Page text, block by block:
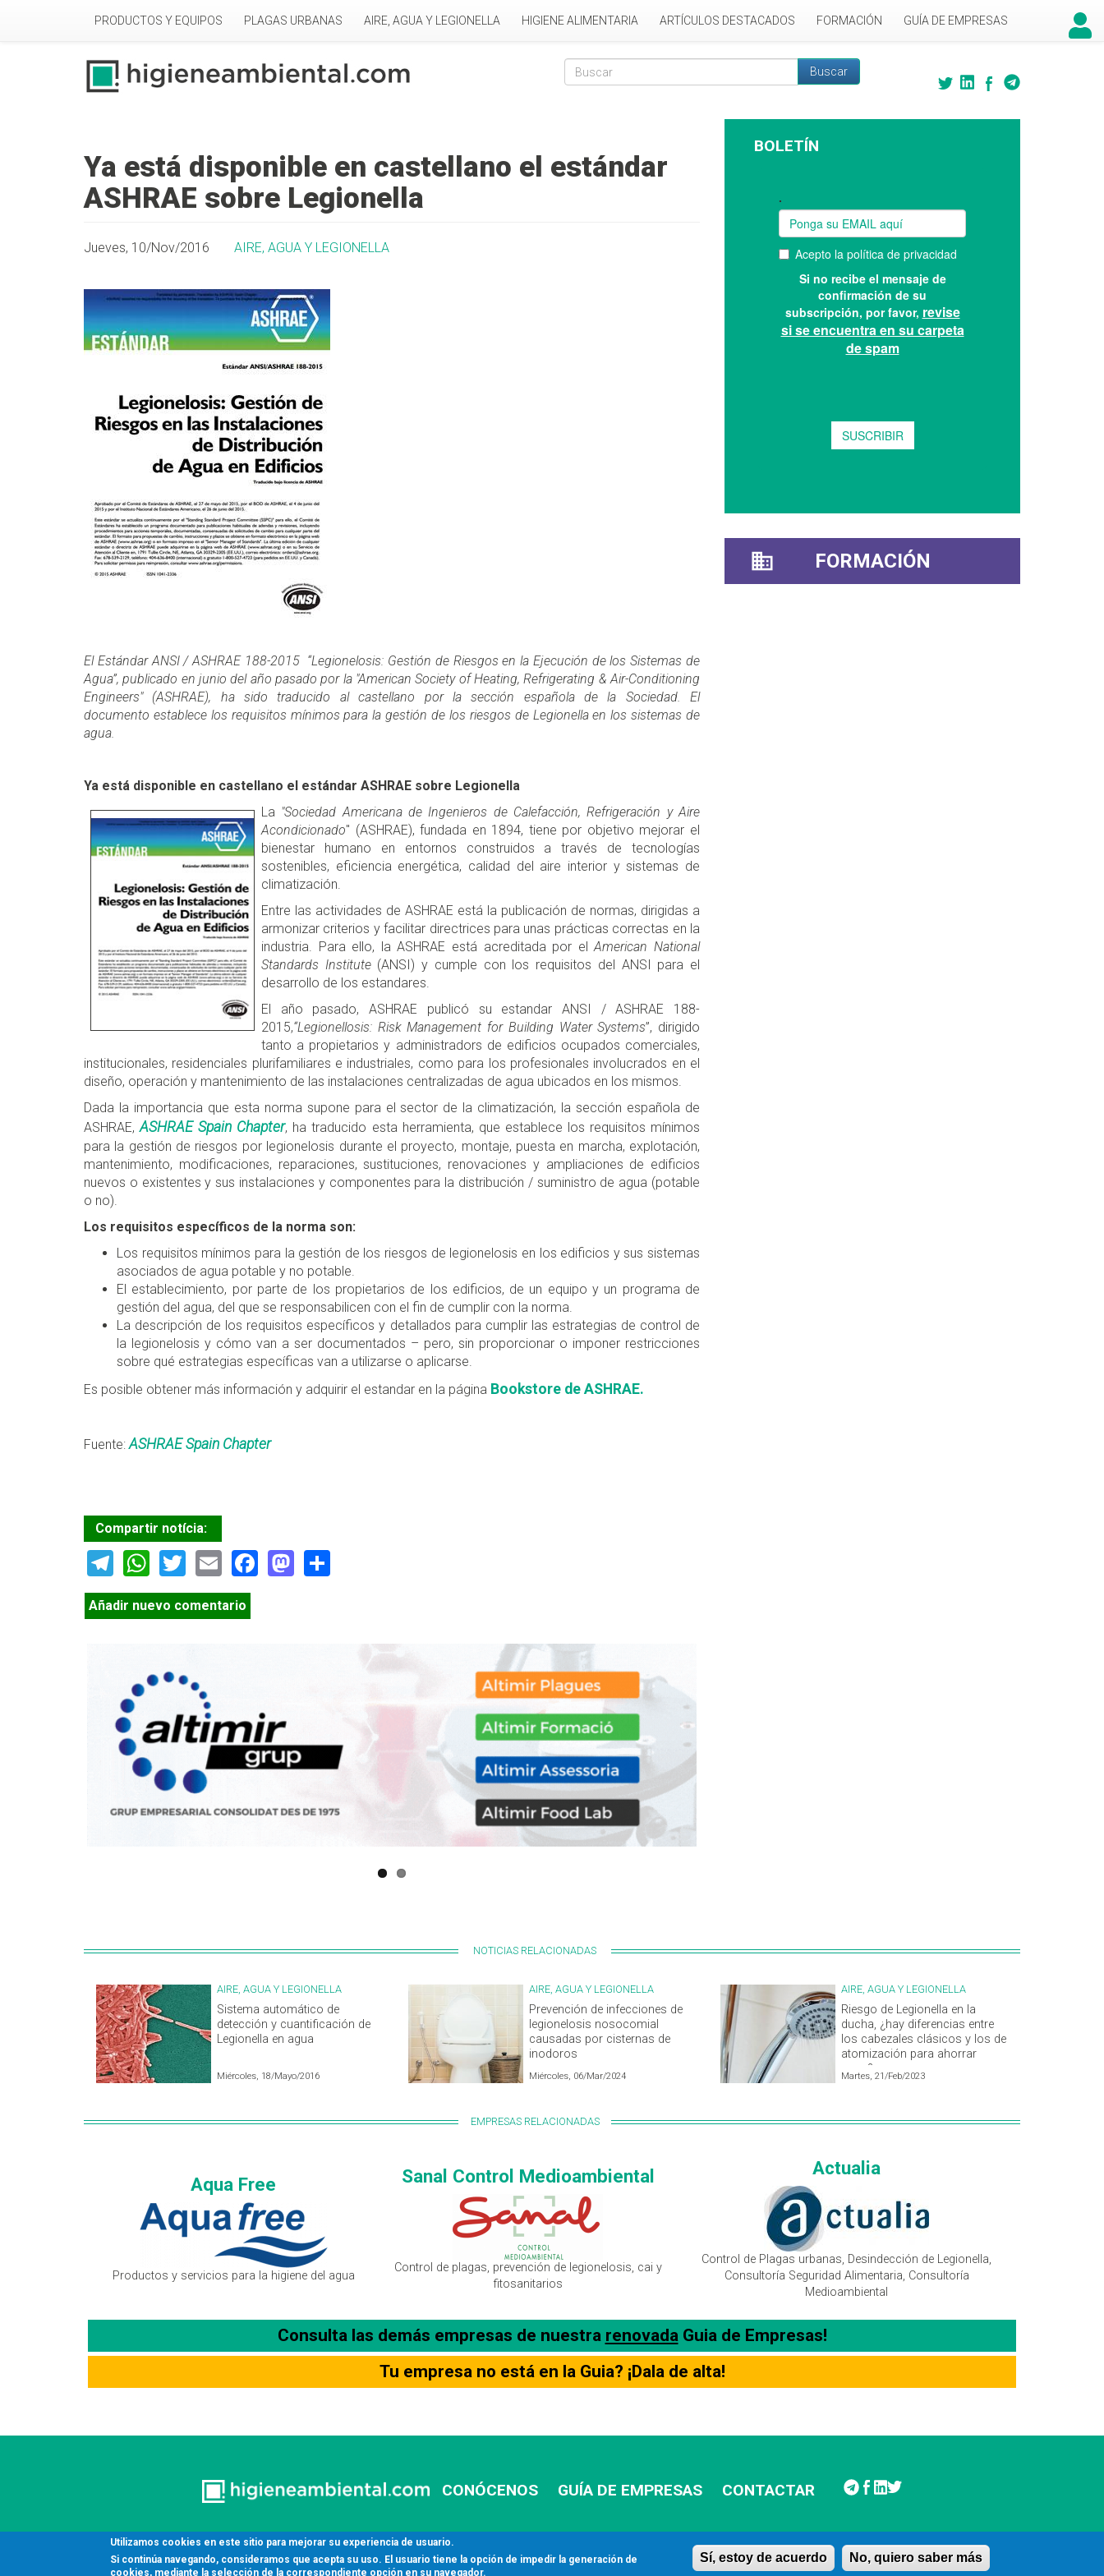
PRODUCTOS Y EQUIPOS PLAGAS URBANAS AIRE, AGUA Y LEGIONELLA HIGIENE ALIMENTARIA ARTÍCULOS DESTACADOS FORMACIÓN GUÍA DE EMPRESAS
Formulario de búsqueda
Buscar
Ya está disponible en castellano el estándar
ASHRAE sobre Legionella
Jueves, 10/Nov/2016 AIRE, AGUA Y LEGIONELLA
El Estándar ANSI / ASHRAE 188-2015 “Legionelosis: Gestión de Riesgos en la Ejecución de los Sistemas de
Agua”, publicado en junio del año pasado por la "American Society of Heating, Refrigerating & Air-Conditioning
Engineers" (ASHRAE), ha sido traducido al castellano por la sección española de la Sociedad. El
documento establece los requisitos mínimos para la gestión de los riesgos de Legionella en los sistemas de
agua.
Ya está disponible en castellano el estándar ASHRAE sobre Legionella
La "Sociedad Americana de Ingenieros de Calefacción, Refrigeración y Aire
Acondicionado" (ASHRAE), fundada en 1894, tiene por objetivo mejorar el
bienestar humano en entornos construidos a través de tecnologías
sostenibles, eficiencia energética, calidad del aire interior y sistemas de
climatización.
Entre las actividades de ASHRAE está la publicación de normas, dirigidas a
armonizar criterios y facilitar directrices para unas prácticas correctas en la
industria. Para ello, la ASHRAE está acreditada por elAmerican National
Standards Institute(ANSI) y cumple con los requisitos del ANSI para el
desarrollo de los estandares.
El año pasado, ASHRAE publicó su estandar ANSI / ASHRAE 188-
2015,“Legionellosis: Risk Management for Building Water Systems”, dirigido
tanto a propietarios y administradors de edificios ocupados comerciales,
institucionales, residenciales plurifamiliares e industriales, como para los profesionales involucrados en el
diseño, operación y mantenimiento de las instalaciones centralizadas de agua ubicados en los mismos.
Dada la importancia que esta norma supone para el sector de la climatización, la sección española de
ASHRAE,ASHRAE Spain Chapter, ha traducido esta herramienta, que establece los requisitos mínimos
para la gestión de riesgos por legionelosis durante el proyecto, montaje, puesta en marcha, explotación,
mantenimiento, modificaciones, reparaciones, sustituciones, renovaciones y ampliaciones de edificios
nuevos o existentes y sus instalaciones y componentes para la distribución / suministro de agua (potable
o no).
Los requisitos específicos de la norma son:
Los requisitos mínimos para la gestión de los riesgos de legionelosis en los edificios y sus sistemas
asociados de agua potable y no potable.
El establecimiento, por parte de los propietarios de los edificios, de un equipo y un programa de
gestión del agua, del que se responsabilicen con el fin de cumplir con la norma.
La descripción de los requisitos específicos y detallados para cumplir las estrategias de control de
la legionelosis y cómo van a ser documentados – pero, sin proporcionar o imponer restricciones
sobre qué estrategias específicas van a utilizarse o aplicarse.
Es posible obtener más información y adquirir el estandar en la página Bookstore de ASHRAE.
Fuente:ASHRAE Spain Chapter
Compartir notícia:
Telegram
WhatsApp
TwitterEmailFacebook
Mastodon
Añadir nuevo comentario
BOLETÍN
FORMACIÓN
NOTICIAS RELACIONADAS
AIRE, AGUA Y LEGIONELLA
Sistema automático de
detección y cuantificación de
Legionella en agua
Miércoles, 18/Mayo/2016
AIRE, AGUA Y LEGIONELLA
Prevención de infecciones de
legionelosis nosocomial
causadas por cisternas de
inodoros
Miércoles, 06/Mar/2024
AIRE, AGUA Y LEGIONELLA
Riesgo de Legionella en la
ducha, ¿hay diferencias entre
los cabezales clásicos y los de
atomización para ahorrar
agua?
Martes, 21/Feb/2023
EMPRESAS RELACIONADAS
Aqua Free
Productos y servicios para la higiene del agua
Sanal Control Medioambiental
Control de plagas, prevención de legionelosis, cai y
fitosanitarios
Actualia
Control de Plagas urbanas, Desindección de Legionella,
Consultoría Seguridad Alimentaria, Consultoría
Medioambiental
Consulta las demás empresas de nuestra renovadaGuia de Empresas!
Tu empresa no está en la Guia? ¡Dala de alta!
CONÓCENOS GUÍA DE EMPRESAS CONTACTAR
Utilizamos cookies en este sitio para mejorar su experiencia de usuario.
Si continúa navegando, consideramos que acepta su uso. El usuario tiene la opción de impedir la generación de
cookies, mediante la selección de la correspondiente opción en su navegador.
Sí, estoy de acuerdo No, quiero saber más